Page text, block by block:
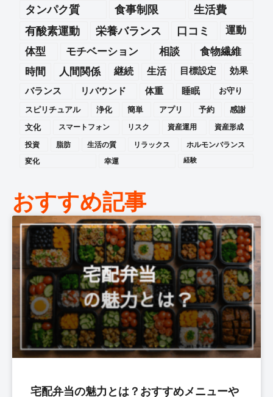
タンパク質 食事制限
生活費
有酸素運動
栄養バランス 口コミ
運動
体型
モチベーション 相談
食物繊維
時間
人間関係 継続 生活 目標設定
効果
バランス
リバウンド 体重 睡眠
お守り
スピリチュアル
浄化 簡単 アプリ 予約
感謝
文化
スマートフォン リスク 資産運用
資産形成
投資
脂肪 生活の質 リラックス
ホルモンバランス
変化
幸運 経験
おすすめ記事
宅配弁当の魅力とは？おすすめメニューや